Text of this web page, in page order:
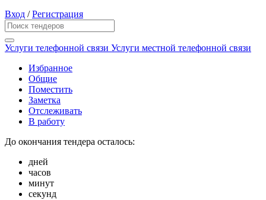
Вход /Регистрация
Услуги телефонной связи Услуги местной телефонной связи
Избранное
Общие
Поместить
Заметка
Отслеживать
В работу
До окончания тендера осталось:
дней
часов
минут
секунд